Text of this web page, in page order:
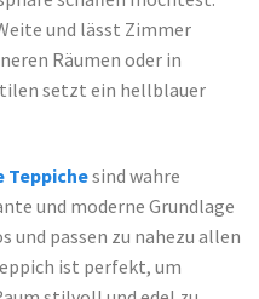
und lässt Zimmer
Räumen oder in
setzt ein hellblauer
Teppichesind wahre
und moderne Grundlage
und passen zu nahezu allen
ist perfekt, um